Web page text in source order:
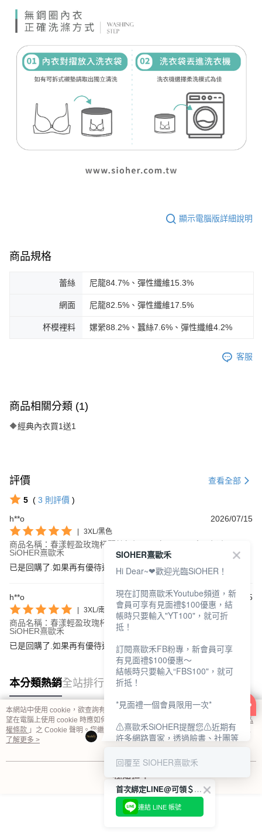
顯示電腦版詳細說明
商品規格
蕾絲 尼龍84.7%、彈性纖維15.3%
網面 尼龍82.5%、彈性纖維17.5%
杯模裡料 嫘縈88.2%、蠶絲7.6%、彈性纖維4.2%
客服
商品相關分類 (1)
🔶經典內衣買1送1
評價 查看全部
5 ( 3 則評價 )
h**o
2026/07/15
3XL/黑色
商品名稱：春漾輕盈玫瑰杯蠶絲無鋼圈內衣 M-3XL 南瓜橘｜
SiOHER熹歐禾
已是回購了.如果再有優待還想再買.太舒服好穿了
h**o 2026/07/15
3XL/南瓜橘
商品名稱：春漾輕盈玫瑰杯蠶絲無鋼圈內衣 M-3XL 南瓜橘｜
SiOHER熹歐禾
已是回購了.如果再有優待還想再買.太舒服好穿了
本分類熱銷全站排行
熱門標籤
本網站中使用 cookie，欲查詢有關本網站使用 cookie 方式之詳情，及若您不希
望在電腦上使用 cookie 時應如何變更電腦的 cookie 設定，請參閱本網站「
隱私
權條款 」之 Cookie 聲明。您繼續使用本網站即表示您同意本公司得按本網站使
用條款之 Cookie 聲明使用 cookie。
了解更多 >
我知道了
首次綁定LINE@可領＄100折扣優惠
連結 LINE 帳號
SIOHER熹歐禾
Hi Dear~❤歡迎光臨SiOHER！
現在訂閱熹歐禾Youtube頻道，新
會員可享有見面禮$100優惠，結
帳時只要輸入"YT100"，就可折
抵！
訂閱熹歐禾FB粉專，新會員可享
有見面禮$100優惠～
結帳時只要輸入“FBS100"，就可
折抵！
*見面禮一個會員限用一次*
⚠熹歐禾SiOHER提醒您⚠近期有
許多網路賣家，透過臉書、社團等
SiOHER』品牌授權、或有內部管
消費者上當及受害。
如有疑慮請至官網先訂單查尋如
〝TM / TS / TG〞開頭,都是我們
回覆至 SIOHER熹歐禾